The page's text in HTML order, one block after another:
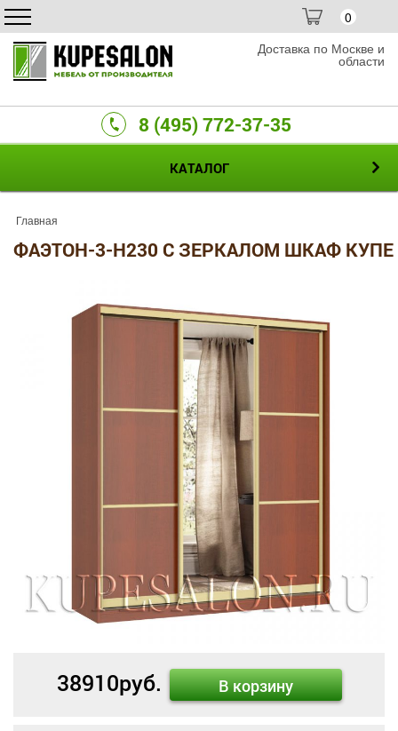
0
Доставка по Москве и
области
8 (495) 772-37-35
КАТАЛОГ
Главная
ФАЭТОН-3-H230 С ЗЕРКАЛОМ ШКАФ КУПЕ
38910руб. В корзину